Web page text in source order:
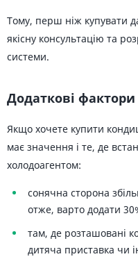
Тому, перш ніж купувати
якісну консультацію та
системи.
Додаткові фактори
Якщо хочете купити
має значення і те, де
холодоагентом:
сонячна сторона
отже, варто додати
там, де розташовані
дитяча приставка чи